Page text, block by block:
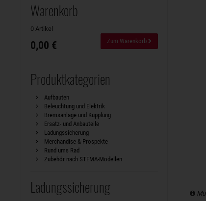
Warenkorb
0 Artikel
0,00 € Zum Warenkorb
Produktkategorien
Aufbauten
Beleuchtung und Elektrik
Bremsanlage und Kupplung
Ersatz- und Anbauteile
Ladungssicherung
Merchandise & Prospekte
Rund ums Rad
Zubehör nach STEMA-Modellen
Ladungssicherung